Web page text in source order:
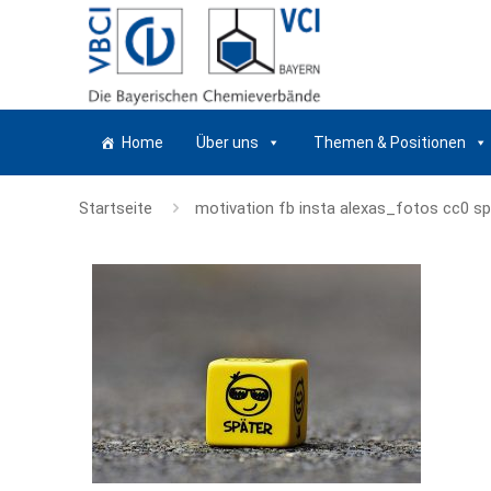
Home Über uns Themen & Positionen
Startseite motivation fb insta alexas_fotos cc0